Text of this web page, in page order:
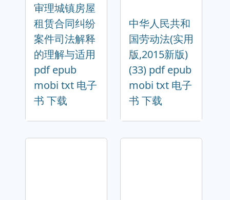
审理城镇房屋
租赁合同纠纷
案件司法解释
的理解与适用
pdf epub
mobi txt 电子
书 下载
中华人民共和
国劳动法(实用
版,2015新版)
(33) pdf epub
mobi txt 电子
书 下载